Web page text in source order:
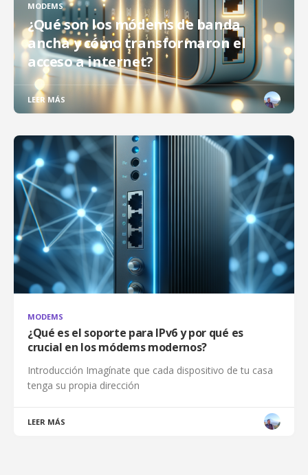
MODEMS
¿Qué son los módems de banda
ancha y cómo transformaron el
acceso a internet?
LEER MÁS
MODEMS
¿Qué es el soporte para IPv6 y por qué es
crucial en los módems modernos?
Introducción Imagínate que cada dispositivo de tu casa
tenga su propia dirección
LEER MÁS